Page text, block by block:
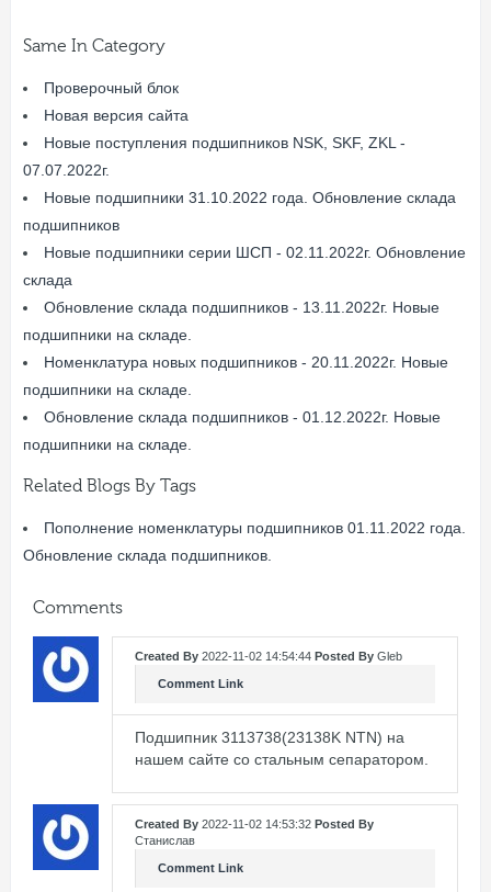
Same In Category
Проверочный блок
Новая версия сайта
Новые поступления подшипников NSK, SKF, ZKL -
07.07.2022г.
Новые подшипники 31.10.2022 года. Обновление склада
подшипников
Новые подшипники серии ШСП - 02.11.2022г. Обновление
склада
Обновление склада подшипников - 13.11.2022г. Новые
подшипники на складе.
Номенклатура новых подшипников - 20.11.2022г. Новые
подшипники на складе.
Обновление склада подшипников - 01.12.2022г. Новые
подшипники на складе.
Related Blogs By Tags
Пополнение номенклатуры подшипников 01.11.2022 года.
Обновление склада подшипников.
Comments
Created By 2022-11-02 14:54:44 Posted By Gleb
Comment Link
Подшипник 3113738(23138K NTN) на
нашем сайте со стальным сепаратором.
Created By 2022-11-02 14:53:32 Posted By
Станислав
Comment Link